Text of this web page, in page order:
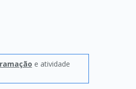
e atividade